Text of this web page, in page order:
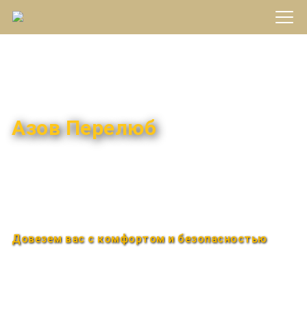
Азов Перелюб
Довезем вас с комфортом и безопасностью